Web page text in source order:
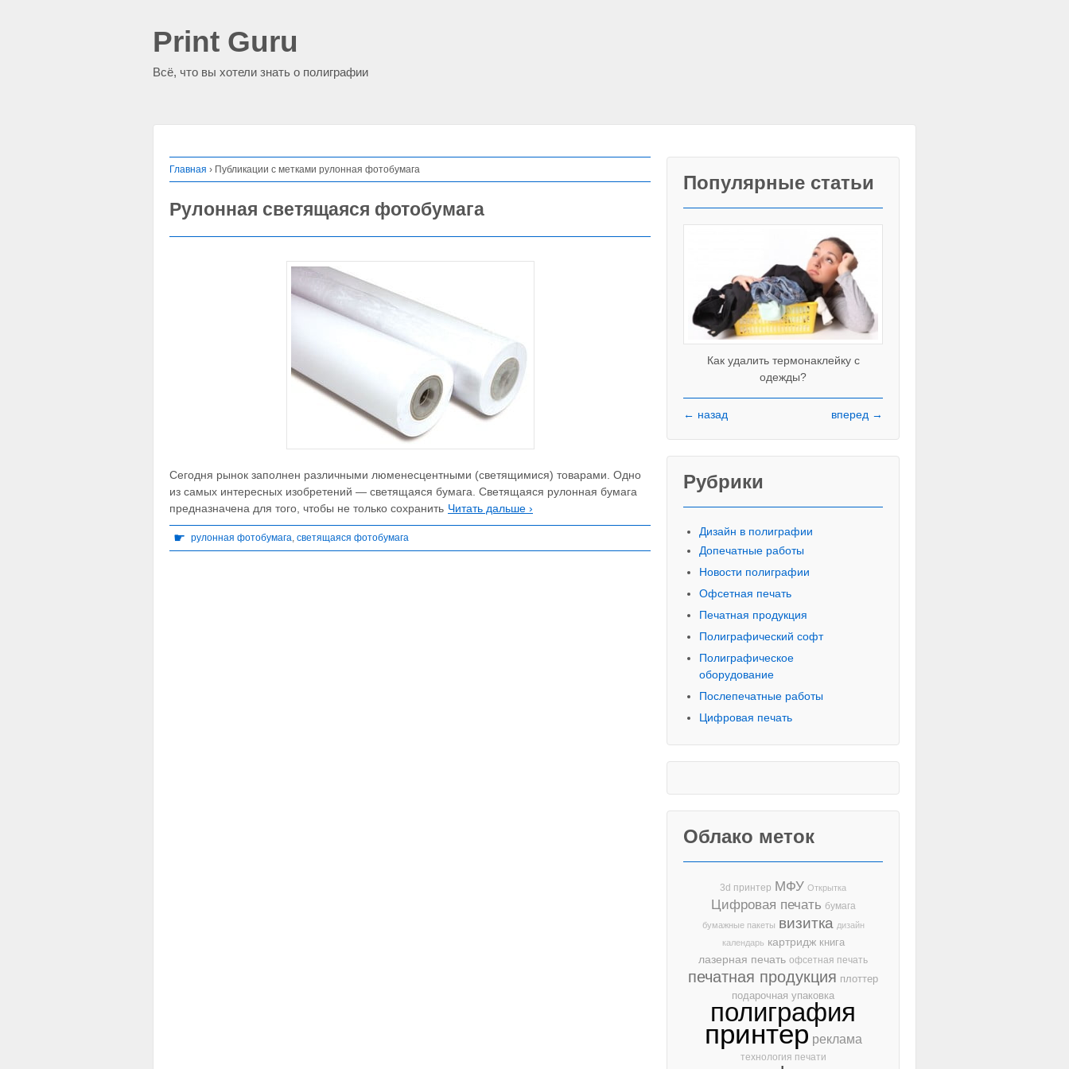
Print Guru
Всё, что вы хотели знать о полиграфии
Главная › Публикации с метками рулонная фотобумага
Рулонная светящаяся фотобумага
Сегодня рынок заполнен различными люменесцентными (светящимися) товарами. Одно
из самых интересных изобретений — светящаяся бумага. Светящаяся рулонная бумага
предназначена для того, чтобы не только сохранить Читать дальше ›
☛ рулонная фотобумага, светящаяся фотобумага
Популярные статьи
Как удалить термонаклейку с
одежды?
Красивые печатные буквы
← назад вперед →
Рубрики
Дизайн в полиграфии
Допечатные работы
Новости полиграфии
Офсетная печать
Печатная продукция
Полиграфический софт
Полиграфическое
оборудование
Послепечатные работы
Цифровая печать
Облако меток
3d принтер МФУ Открытка
Цифровая печать бумага
бумажные пакеты визитка дизайн
календарь картридж книга
лазерная печать офсетная печать
печатная продукция плоттер
подарочная упаковка
полиграфия
принтер реклама
технология печати